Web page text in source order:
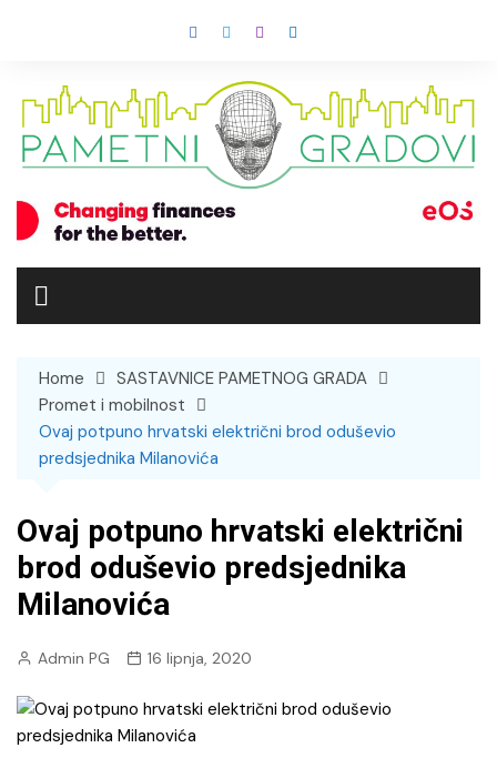
Home
SASTAVNICE PAMETNOG GRADA
Promet i mobilnost
Ovaj potpuno hrvatski električni brod oduševio
predsjednika Milanovića
Ovaj potpuno hrvatski električni
brod oduševio predsjednika
Milanovića
Admin PG 16 lipnja, 2020